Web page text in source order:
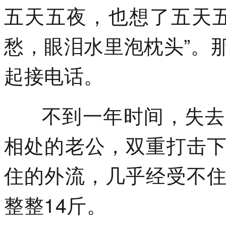
五天五夜，也想了五天
愁，眼泪水里泡枕头”。
起接电话。
不到一年时间，失去
相处的老公，双重打击
住的外流，几乎经受不
整整14斤。